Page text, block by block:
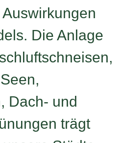
Die Anlage
Dach- und
trägt